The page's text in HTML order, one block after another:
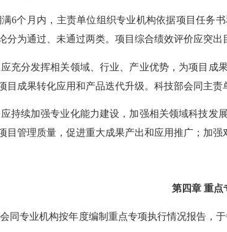
个月内，主责单位组织专业机构依据项目任务
分为通过、未通过两类。项目综合绩效评价应突
分发挥相关领域、行业、产业优势，为项目成
目成果转化应用和产品迭代升级。科技部会同主
续加强专业化能力建设，加强相关领域科技发
目管理质量，促进重大成果产出和应用推广；加
第四章 重点
专业机构按年度编制重点专项执行情况报告，于